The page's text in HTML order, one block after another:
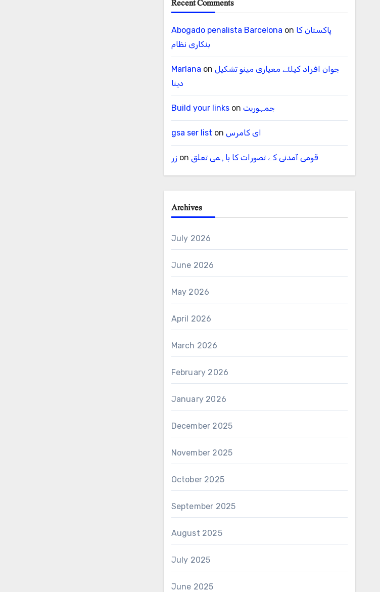
Recent Comments
Abogado penalista Barcelona on پاکستان کا
بنکاری نظام
Marlana on جوان افراد کیلئے معیاری مینو تشکیل
دینا
Build your linkson جمہوریت
gsa ser list on ای کامرس
زر on قومی آمدنی کے تصورات کا باہمی تعلق
Archives
July 2026
June 2026
May 2026
April 2026
March 2026
February 2026
January 2026
December 2025
November 2025
October 2025
September 2025
August 2025
July 2025
June 2025